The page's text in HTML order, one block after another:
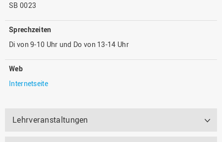
SB 0023
Sprechzeiten
Di von 9-10 Uhr und Do von 13-14 Uhr
Web
Internetseite
Lehrveranstaltungen